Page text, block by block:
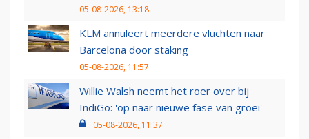
05-08-2026, 13:18
KLM annuleert meerdere vluchten naar
Barcelona door staking
05-08-2026, 11:57
Willie Walsh neemt het roer over bij
IndiGo: 'op naar nieuwe fase van groei'
05-08-2026, 11:37